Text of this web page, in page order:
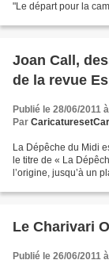
"Le départ pour la
Joan Call,
de la revue
Publié le 28/06/2011
Par
La Dépêche du Midi
le titre de « La
l’origine, jusqu’à un
Le Charivari
Publié le 26/06/2011